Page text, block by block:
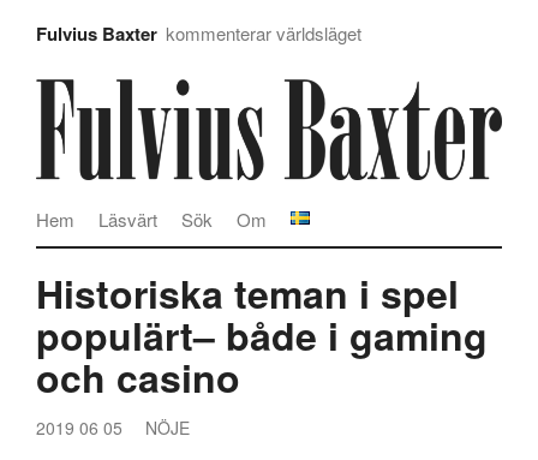
Fulvius Baxter kommenterar världsläget
Om
Sök
Läsvärt
Hem
Historiska teman i spel
populärt– både i gaming
och casino
2019 06 05 NÖJE